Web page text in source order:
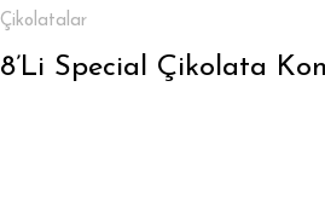
Çikolatalar
8’Li Special Çikolata